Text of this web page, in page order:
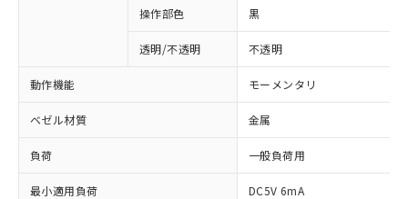
操作部色 黒
透明/不透明 不透明
動作機能 モーメンタリ
ベゼル材質 金属
負荷 一般負荷用
最小適用負荷 DC5V 6mA